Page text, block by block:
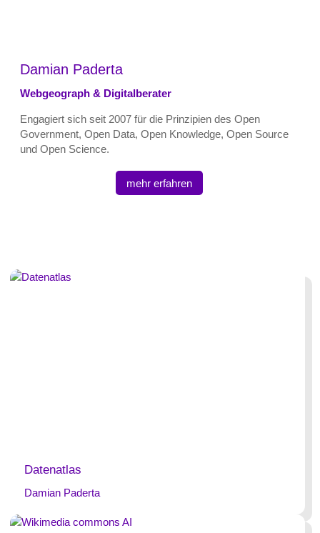
Damian Paderta
Webgeograph & Digitalberater
Engagiert sich seit 2007 für die Prinzipien des Open
Government, Open Data, Open Knowledge, Open Source
und Open Science.
mehr erfahren
Datenatlas
Damian Paderta